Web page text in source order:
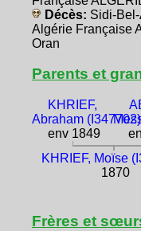
Décès: Sidi-
Algérie Française
Oran
Parents et
KHRIEF,
Abraham (I347702)
env 1849
KHRIEF, Moïse
1870
Frères et